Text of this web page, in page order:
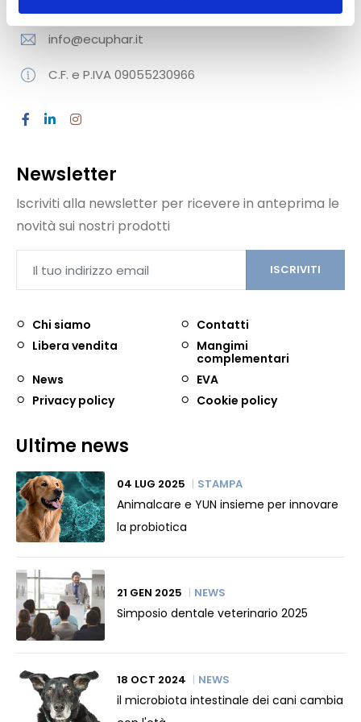
info@ecuphar.it
C.F. e P.IVA 09055230966
Newsletter
Iscriviti alla newsletter per ricevere in anteprima le
novità sui nostri prodotti
ISCRIVITI
Chi siamo
Contatti
Libera vendita
Mangimi
complementari
News
EVA
Privacy policy
Cookie policy
Ultime news
04 LUG 2025 STAMPA
Animalcare e YUN insieme per innovare
la probiotica
21 GEN 2025 NEWS
Simposio dentale veterinario 2025
18 OCT 2024 NEWS
il microbiota intestinale dei cani cambia